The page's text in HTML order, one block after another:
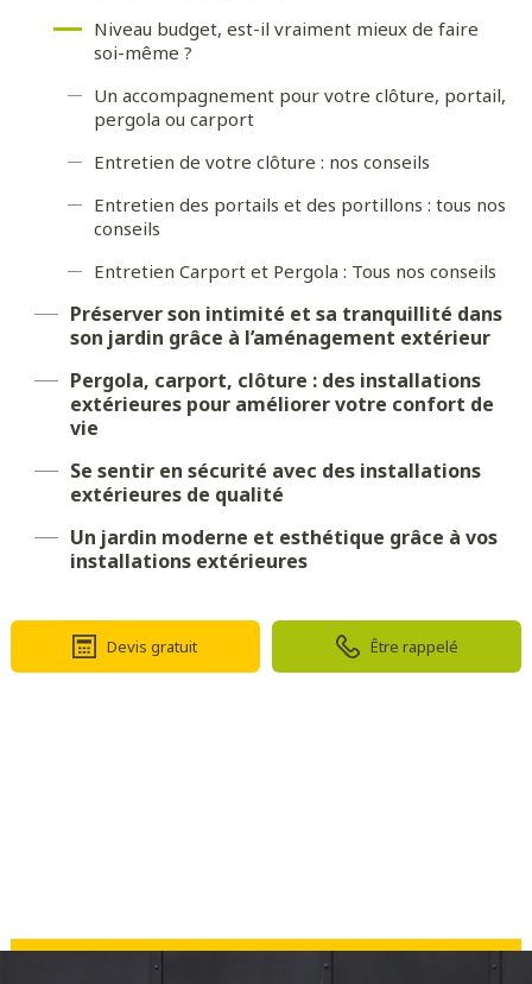
Niveau budget, est-il vraiment mieux de faire
soi-même ?
Un accompagnement pour votre clôture, portail,
pergola ou carport
Entretien de votre clôture : nos conseils
Entretien des portails et des portillons : tous nos
conseils
Entretien Carport et Pergola : Tous nos conseils
Préserver son intimité et sa tranquillité dans
son jardin grâce à l’aménagement extérieur
Pergola, carport, clôture : des installations
extérieures pour améliorer votre confort de
vie
Se sentir en sécurité avec des installations
extérieures de qualité
Un jardin moderne et esthétique grâce à vos
installations extérieures
Devis gratuit Être rappelé